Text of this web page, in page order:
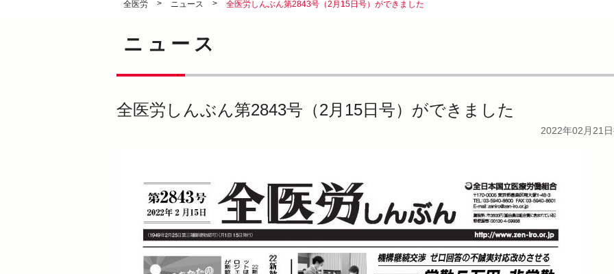
全医労 > ニュース > 全医労しんぶん第2843号（2月15日号）ができました
ニュース
全医労しんぶん第2843号（2月15日号）ができました
2022年02月21日